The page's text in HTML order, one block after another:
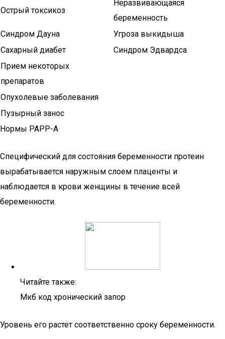
Острый токсикоз
Неразвивающаяся
беременность
Синдром Дауна
Угроза выкидыша
Сахарный диабет
Синдром Эдвардса
Прием некоторых
препаратов
Опухолевые заболевания
Пузырный занос
Нормы РАРР-А
Специфический для состояния беременности протеин
вырабатывается наружным слоем плаценты и
наблюдается в крови женщины в течение всей
беременности.
Читайте также:
Мкб код хронический запор
Уровень его растет соответственно сроку беременности.